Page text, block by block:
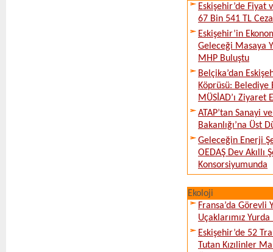
Eskişehir’de Fiyat
67 Bin 541 TL
Eskişehir’in
Geleceği Masaya
MHP Buluştu
Belçika’dan
Köprüsü: Belediye
MÜSİAD’ı Ziyaret
ATAP’tan Sanayi
Bakanlığı’na Üst
Geleceğin Enerji
OEDAŞ Dev Akıllı
Konsorsiyumunda
Ekoloji
Fransa’da Görevli
Uçaklarımız
Eskişehir’de 52
Tutan Kızılinler